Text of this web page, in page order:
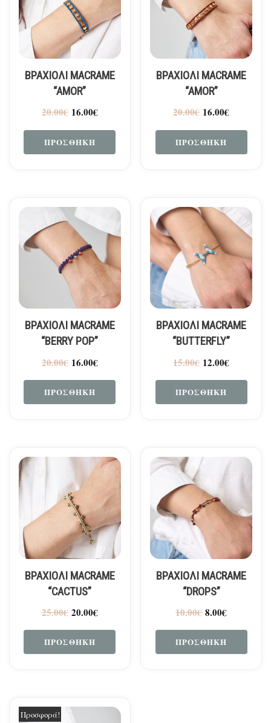
ΒΡΑΧΙΌΛΙ MACRAME
“AMOR”
20.00€ 16.00€
ΠΡΟΣΘΉΚΗ
ΒΡΑΧΙΌΛΙ MACRAME
“AMOR”
20.00€ 16.00€
ΠΡΟΣΘΉΚΗ
ΒΡΑΧΙΟΛΙ MACRAME
“BERRY POP”
20.00€ 16.00€
ΠΡΟΣΘΉΚΗ
ΒΡΑΧΙΟΛΙ MACRAME
“BUTTERFLY”
15.00€ 12.00€
ΠΡΟΣΘΉΚΗ
ΒΡΑΧΙΌΛΙ MACRAME
“CACTUS”
25.00€ 20.00€
ΠΡΟΣΘΉΚΗ
ΒΡΑΧΙΌΛΙ MACRAME
“DROPS”
10.00€ 8.00€
ΠΡΟΣΘΉΚΗ
Προσφορά!